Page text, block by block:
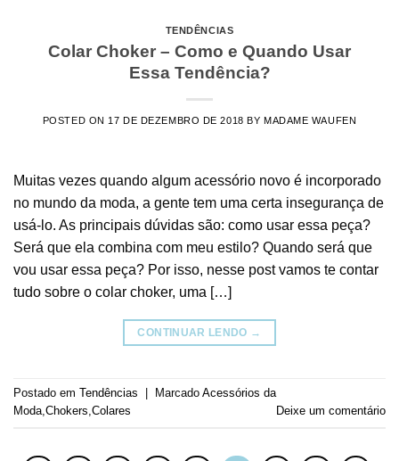
TENDÊNCIAS
Colar Choker – Como e Quando Usar
Essa Tendência?
POSTED ON 17 DE DEZEMBRO DE 2018 BY MADAME WAUFEN
Muitas vezes quando algum acessório novo é incorporado
no mundo da moda, a gente tem uma certa insegurança de
usá-lo. As principais dúvidas são: como usar essa peça?
Será que ela combina com meu estilo? Quando será que
vou usar essa peça? Por isso, nesse post vamos te contar
tudo sobre o colar choker, uma […]
CONTINUAR LENDO →
Postado em Tendências Marcado Acessórios da
Moda Chokers Colares Deixe um comentário